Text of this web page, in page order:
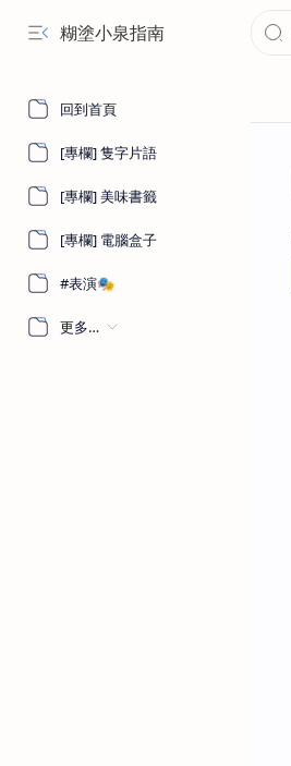
糊塗小泉指南
回到首頁
[專欄] 隻字片語
[專欄] 美味書籤
[專欄] 電腦盒子
#表演🎭
更多…